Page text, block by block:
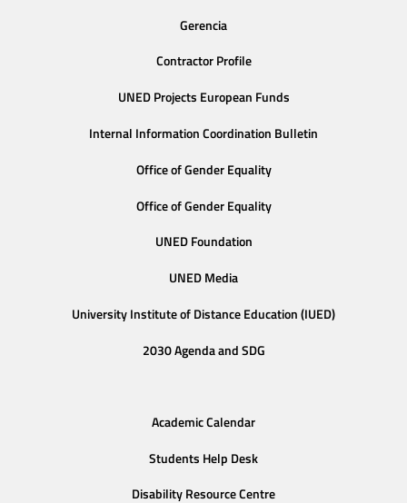
Gerencia
Contractor Profile
UNED Projects European Funds
Internal Information Coordination Bulletin
Office of Gender Equality
Office of Gender Equality
UNED Foundation
UNED Media
University Institute of Distance Education (IUED)
2030 Agenda and SDG
Academic Calendar
Students Help Desk
Disability Resource Centre